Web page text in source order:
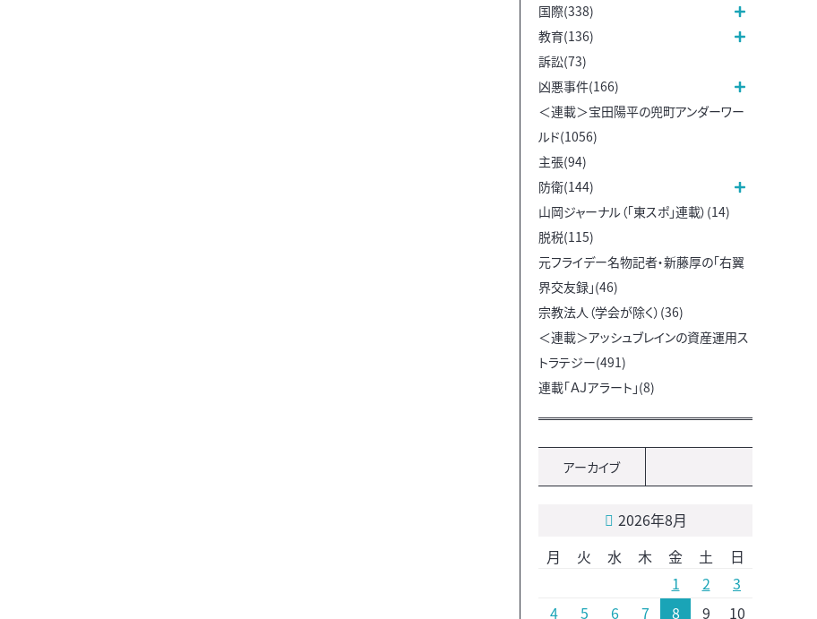
国際(338)
教育(136)
訴訟(73)
凶悪事件(166)
＜連載＞宝田陽平の兜町アンダーワー
ルド(1056)
主張(94)
防衛(144)
山岡ジャーナル（「東スポ」連載）(14)
脱税(115)
元フライデー名物記者・新藤厚の「右翼
界交友録」(46)
宗教法人（学会が除く）(36)
＜連載＞アッシュブレインの資産運用ス
トラテジー(491)
連載「ＡＪアラート」(8)
アーカイブ
2026年8月
月
火 水 木 金 土
日
1
2
3
4
5 6 7 8 9 10